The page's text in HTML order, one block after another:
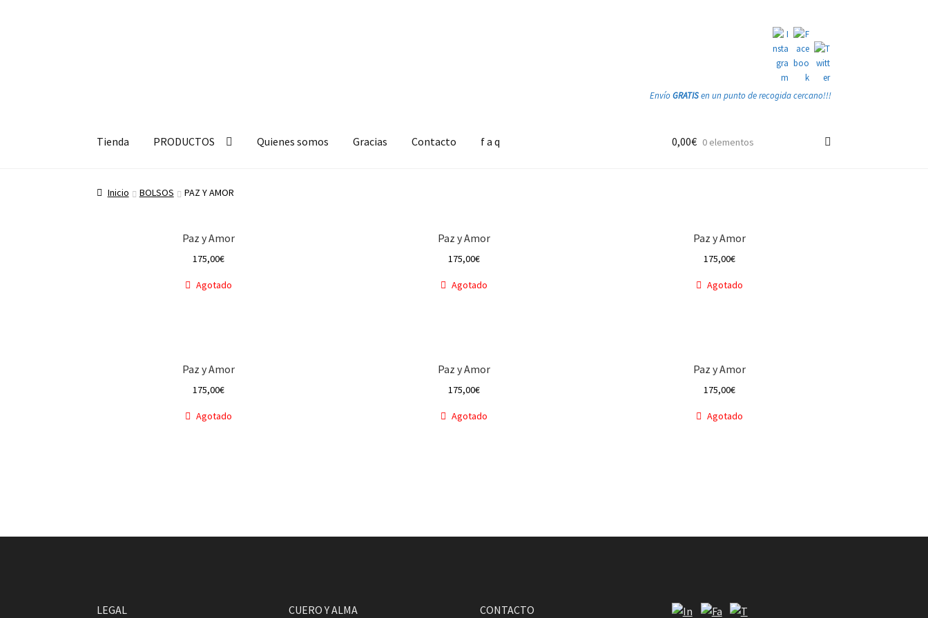
EnvíoGRATISen un punto de recogida cercano!!!
a
a
Tienda PRODUCTOS Quienes somos Gracias Contacto f a q 0,00€ 0 elementos
Inicio BOLSOS PAZ Y AMOR
Paz y Amor
175,00€
Agotado
Paz y Amor
175,00€
Agotado
Paz y Amor
175,00€
Agotado
Paz y Amor
175,00€
Agotado
Paz y Amor
175,00€
Agotado
Paz y Amor
175,00€
Agotado
LEGAL CUERO Y ALMA CONTACTO